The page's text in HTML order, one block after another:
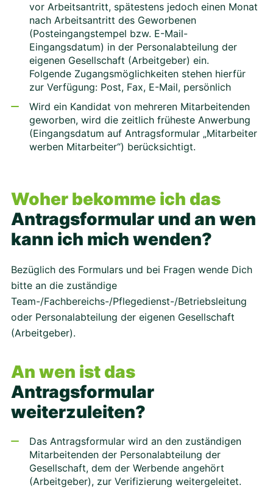
vor Arbeitsantritt, spätestens jedoch einen Monat
nach Arbeitsantritt des Geworbenen
(Posteingangstempel bzw. E-Mail-
Eingangsdatum) in der Personalabteilung der
eigenen Gesellschaft (Arbeitgeber) ein.
Folgende Zugangsmöglichkeiten stehen hierfür
zur Verfügung: Post, Fax, E-Mail, persönlich
Wird ein Kandidat von mehreren Mitarbeitenden
geworben, wird die zeitlich früheste Anwerbung
(Eingangsdatum auf Antragsformular „Mitarbeiter
werben Mitarbeiter“) berücksichtigt.
Woher bekomme ich das
Antragsformular und an wen
kann ich mich wenden?
Bezüglich des Formulars und bei Fragen wende Dich
bitte an die zuständige
Team-/Fachbereichs-/Pflegedienst-/Betriebsleitung
oder Personalabteilung der eigenen Gesellschaft
(Arbeitgeber).
An wen ist das
Antragsformular
weiterzuleiten?
Das Antragsformular wird an den zuständigen
Mitarbeitenden der Personalabteilung der
Gesellschaft, dem der Werbende angehört
(Arbeitgeber), zur Verifizierung weitergeleitet.